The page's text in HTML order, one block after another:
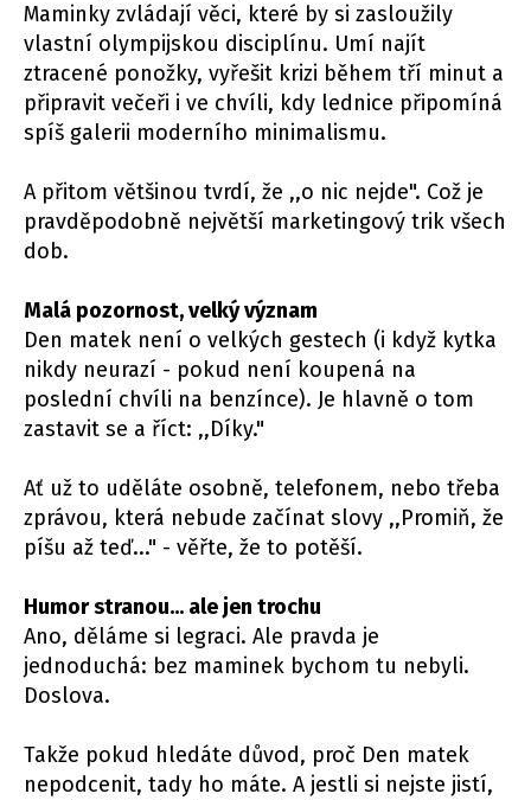
Maminky zvládají věci, které by si zasloužily
vlastní olympijskou disciplínu. Umí najít
ztracené ponožky, vyřešit krizi během tří minut a
připravit večeři i ve chvíli, kdy lednice připomíná
spíš galerii moderního minimalismu.
A přitom většinou tvrdí, že ,,o nic nejde". Což je
pravděpodobně největší marketingový trik všech
dob.
Malá pozornost, velký význam
Den matek není o velkých gestech (i když kytka
nikdy neurazí - pokud není koupená na
poslední chvíli na benzínce). Je hlavně o tom
zastavit se a říct: ,,Díky."
Ať už to uděláte osobně, telefonem, nebo třeba
zprávou, která nebude začínat slovy ,,Promiň, že
píšu až teď..." - věřte, že to potěší.
Humor stranou... ale jen trochu
Ano, děláme si legraci. Ale pravda je
jednoduchá: bez maminek bychom tu nebyli.
Doslova.
Takže pokud hledáte důvod, proč Den matek
nepodcenit, tady ho máte. A jestli si nejste jistí,